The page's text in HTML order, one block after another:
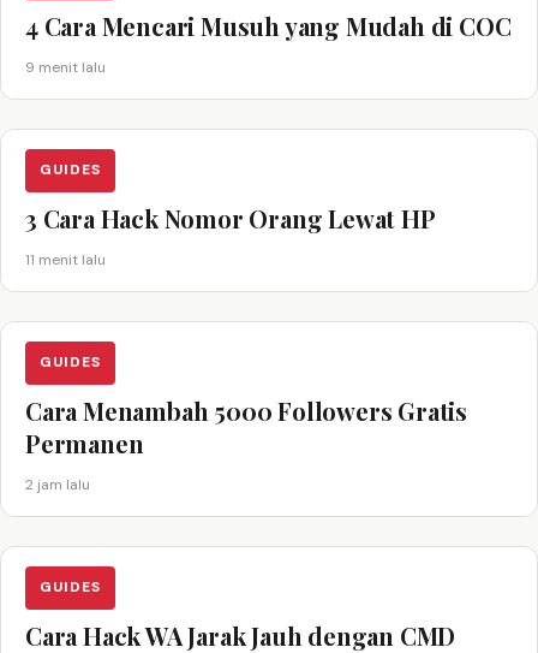
4 Cara Mencari Musuh yang Mudah di COC
9 menit lalu
GUIDES
3 Cara Hack Nomor Orang Lewat HP
11 menit lalu
GUIDES
Cara Menambah 5000 Followers Gratis
Permanen
2 jam lalu
GUIDES
Cara Hack WA Jarak Jauh dengan CMD